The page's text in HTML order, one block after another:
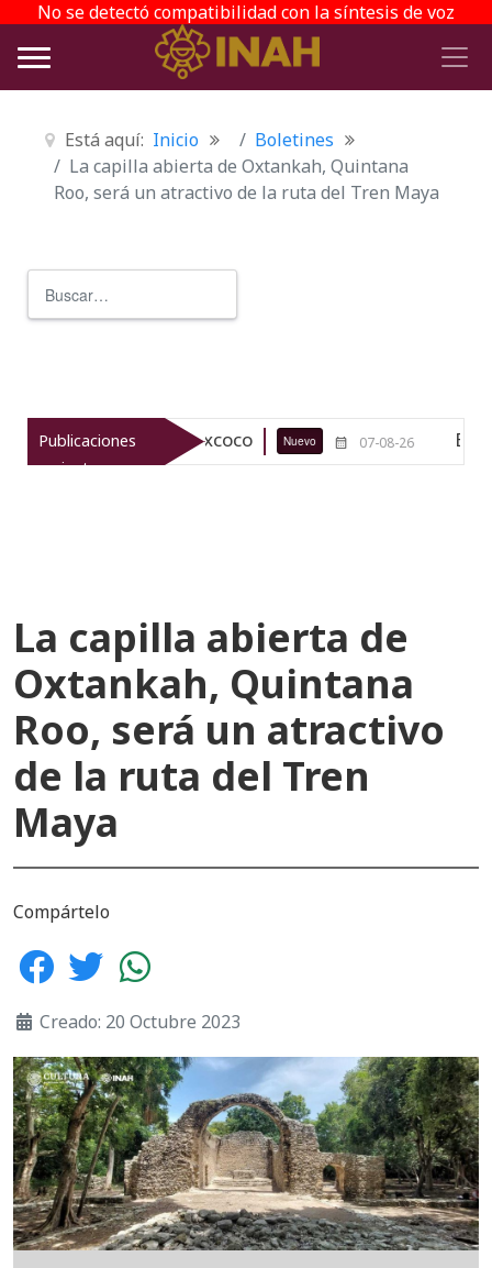
No se detectó compatibilidad con la síntesis de voz
Está aquí: Inicio
Boletines
La capilla abierta de Oxtankah, Quintana
Roo, será un atractivo de la ruta del Tren Maya
Publicaciones
recientes
de Texcoco Nuevo 07-08-26 El viaje del
La capilla abierta de
Oxtankah, Quintana
Roo, será un atractivo
de la ruta del Tren
Maya
Compártelo
Creado: 20 Octubre 2023